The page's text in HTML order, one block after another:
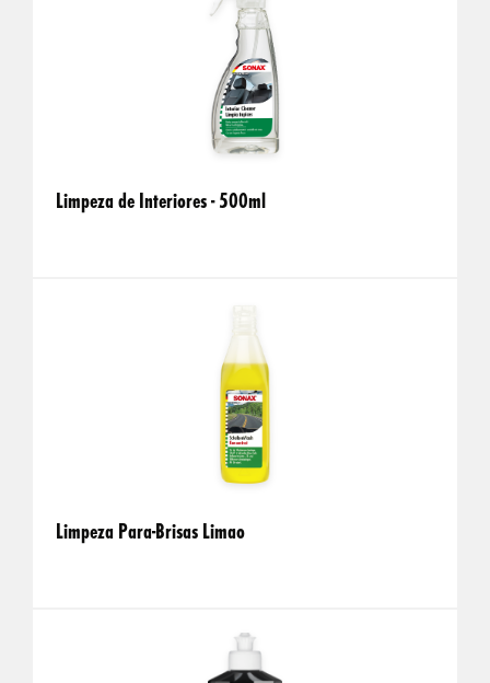
Limpeza de Interiores - 500ml
Limpeza Para-Brisas Limao